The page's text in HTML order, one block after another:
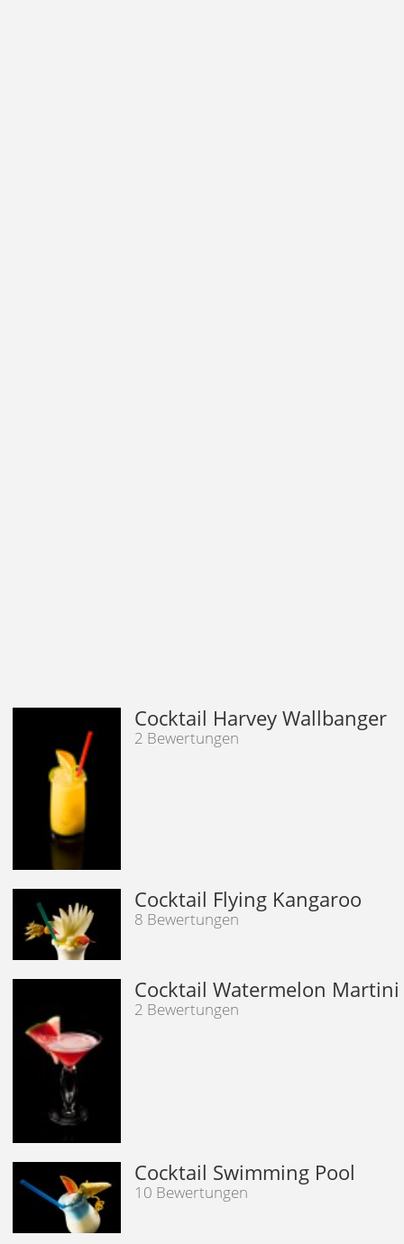
Cocktail Harvey Wallbanger
2 Bewertungen
Cocktail Flying Kangaroo
8 Bewertungen
Cocktail Watermelon Martini
2 Bewertungen
Cocktail Swimming Pool
10 Bewertungen